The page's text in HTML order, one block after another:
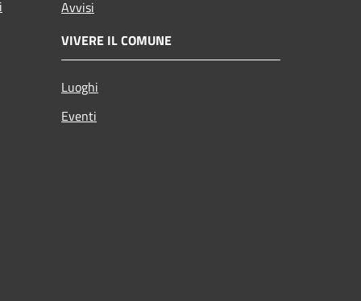
Avvisi
VIVERE IL COMUNE
Luoghi
Eventi